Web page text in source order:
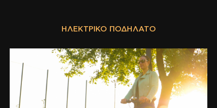
ΗΛΕΚΤΡΙΚΌ ΠΟΔΉΛΑΤΟ